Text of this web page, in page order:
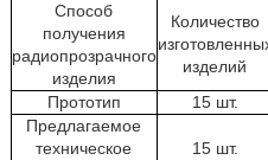
Способ
получения
радиопрозрачного
изделия
Количество
изделий
Прототип
15 шт.
Предлагаемое
техническое
15 шт.